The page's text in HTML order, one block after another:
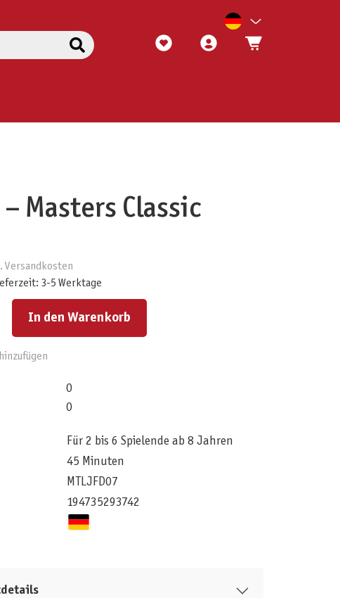
– Masters Classic
Versandkosten
3-5 Werktage
In den Warenkorb
0
0
Für 2 bis 6 Spielende ab 8 Jahren
45 Minuten
MTLJFD07
194735293742